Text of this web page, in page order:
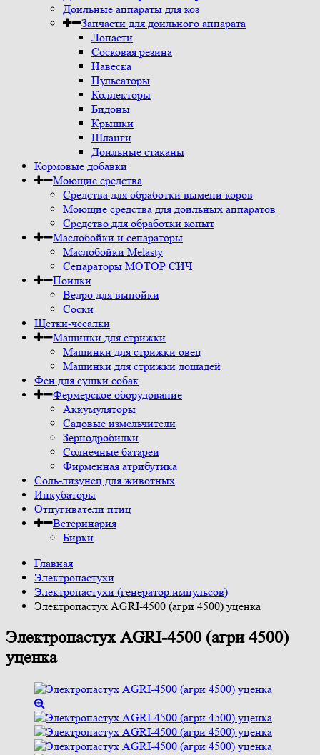
Доильные аппараты для коз
Запчасти для доильного аппарата
Лопасти
Сосковая резина
Навеска
Пульсаторы
Коллекторы
Бидоны
Крышки
Шланги
Доильные стаканы
Кормовые добавки
Моющие средства
Средства для обработки вымени коров
Моющие средства для доильных аппаратов
Средство для обработки копыт
Маслобойки и сепараторы
Маслобойки Melasty
Сепараторы МОТОР СИЧ
Поилки
Ведро для выпойки
Соски
Щетки-чесалки
Машинки для стрижки
Машинки для стрижки овец
Машинки для стрижки лошадей
Фен для сушки собак
Фермерское оборудование
Аккумуляторы
Садовые измельчители
Зернодробилки
Солнечные батареи
Фирменная атрибутика
Соль-лизунец для животных
Инкубаторы
Отпугиватели птиц
Ветеринария
Бирки
Главная
Электропастухи
Электропастухи (генератор.импульсов)
Электропастух AGRI-4500 (агри 4500) уценка
Электропастух AGRI-4500 (агри 4500)
уценка